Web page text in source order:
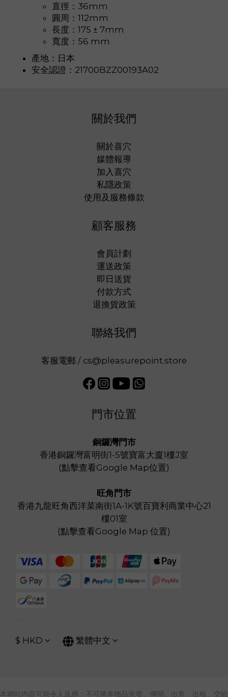
直徑：36mm
圓周：112mm
長度：175 ± 7mm
寬度： 56 mm
產地：日本
安全認證：21700BZZ00193A02
關於我們
關於喜穴
媒體報導
加入喜穴
私隱政策
使用及服務條款
顧客服務
會員計劃
運送政策
即日送貨
付款方式
退換貨政策
聯絡我們
客服電郵 / cs@pleasurepoint.store
門市位置
銅鑼灣門市
香港銅鑼灣富明街1-5號寶富大廈1樓J室
(點擊查看Google Map位置)
旺角門市
香港九龍旺角西洋菜南街1A-1K號百寶利商業中心21
樓01室
(點擊查看Google Map 位置)
$ HKD 繁體中文
本網站內容可能令人反感；不可將本物品派發、傳閱、出售、出租、交給